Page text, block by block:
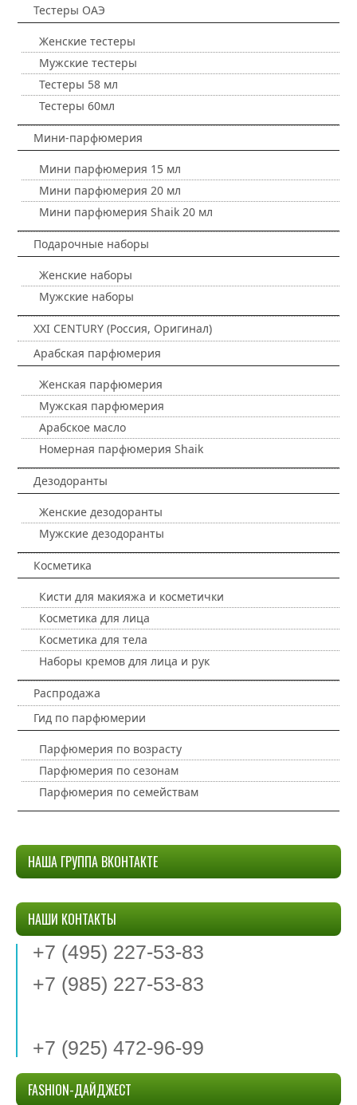
Тестеры ОАЭ
Женские тестеры
Мужские тестеры
Тестеры 58 мл
Тестеры 60мл
Мини-парфюмерия
Мини парфюмерия 15 мл
Мини парфюмерия 20 мл
Мини парфюмерия Shaik 20 мл
Подарочные наборы
Женские наборы
Мужские наборы
XXI CENTURY (Россия, Оригинал)
Арабская парфюмерия
Женская парфюмерия
Мужская парфюмерия
Арабское масло
Номерная парфюмерия Shaik
Дезодоранты
Женские дезодоранты
Мужские дезодоранты
Косметика
Кисти для макияжа и косметички
Косметика для лица
Косметика для тела
Наборы кремов для лица и рук
Распродажа
Гид по парфюмерии
Парфюмерия по возрасту
Парфюмерия по сезонам
Парфюмерия по семействам
НАША ГРУППА ВКОНТАКТЕ
НАШИ КОНТАКТЫ
+7 (495) 227-53-83
+7 (985) 227-53-83
+7 (925) 472-96-99
FASHION-ДАЙДЖЕСТ